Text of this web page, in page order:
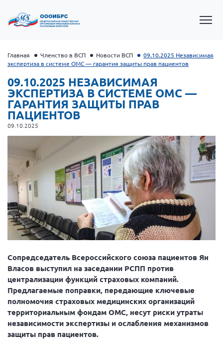
Президент Власов Я.В.
Первый вице-президент Кичигина Н. Ф.
Генеральный директор Матвиевская О.В.
Вице-президент Зрячева Н.В.
Вице-президент Шишлянников Ф.В.
Отдел международных отношений
Вице-президент Черненко Д.Е.
Вице-президент Валюх М.В.
Вице-президент Чернова А.В.
Вице-президент Цикорин И.В.
Вице-президент Груба Л.В.
Главная Членство в ВСП Новости ВСП
09.10.2025 Независимая
экспертиза в системе ОМС — гарантия защиты прав пациентов
09.10.2025 НЕЗАВИСИМАЯ
ЭКСПЕРТИЗА В СИСТЕМЕ ОМС —
ГАРАНТИЯ ЗАЩИТЫ ПРАВ
ПАЦИЕНТОВ
09.10.2025
Сопредседатель Всероссийского союза пациентов Ян
Власов выступил на заседании РСПП против
централизации функций страховых компаний.
Предлагаемые поправки, передающие ключевые
полномочия страховых медицинских организаций
территориальным фондам ОМС, несут риски утраты
независимости экспертизы и ослабления механизмов
защиты прав пациентов.